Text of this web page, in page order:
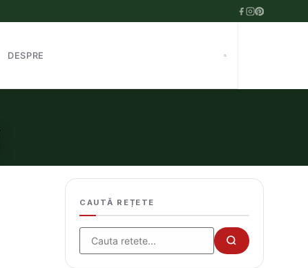
DESPRE
CAUTĂ REȚETE
Cauta